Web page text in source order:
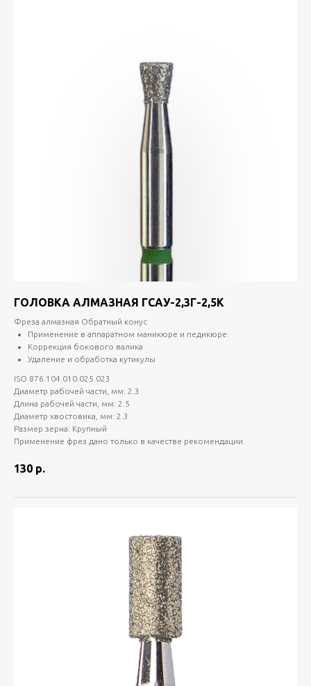
ГОЛОВКА АЛМАЗНАЯ ГСАУ-2,3Г-2,5К
Фреза алмазная Обратный конус
Применение в аппаратном маникюре и педикюре:
Коррекция бокового валика
Удаление и обработка кутикулы
ISO 876.104.010.025.023
Диаметр рабочей части, мм: 2.3
Длина рабочей части, мм: 2.5
Диаметр хвостовика, мм: 2.3
Размер зерна: Крупный
Применение фрез дано только в качестве рекомендации.
130 р.